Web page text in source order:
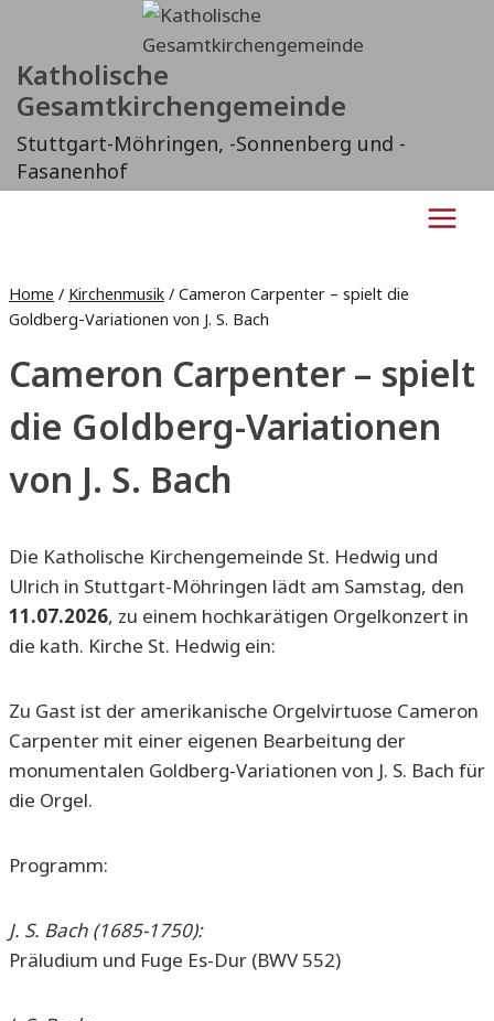
springen
Katholische
Gesamtkirchengemeinde
Stuttgart-Möhringen, -Sonnenberg und -
Fasanenhof
Home / Kirchenmusik / Cameron Carpenter – spielt die
Goldberg-Variationen von J. S. Bach
Cameron Carpenter – spielt
die Goldberg-Variationen
von J. S. Bach
Die Katholische Kirchengemeinde St. Hedwig und
Ulrich in Stuttgart-Möhringen lädt am Samstag, den
11.07.2026, zu einem hochkarätigen Orgelkonzert in
die kath. Kirche St. Hedwig ein:
Zu Gast ist der amerikanische Orgelvirtuose Cameron
Carpenter mit einer eigenen Bearbeitung der
monumentalen Goldberg-Variationen von J. S. Bach für
die Orgel.
Programm:
J. S. Bach (1685-1750):
Präludium und Fuge Es-Dur (BWV 552)